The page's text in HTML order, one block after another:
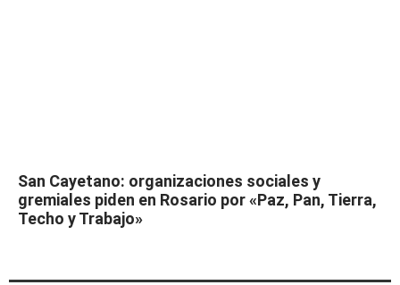
San Cayetano: organizaciones sociales y
gremiales piden en Rosario por «Paz, Pan, Tierra,
Techo y Trabajo»